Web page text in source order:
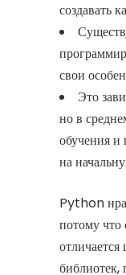
создавать
свои
Это
но в
обучения и
на
Python
потому что